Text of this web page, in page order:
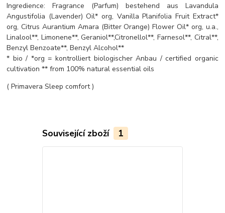
Ingredience: Fragrance (Parfum) bestehend aus Lavandula
Angustifolia (Lavender) Oil* org, Vanilla Planifolia Fruit Extract*
org, Citrus Aurantium Amara (Bitter Orange) Flower Oil* org, u.a.,
Linalool**, Limonene**, Geraniol**,Citronellol**, Farnesol**, Citral**,
Benzyl Benzoate**, Benzyl Alcohol**
* bio / *org = kontrolliert biologischer Anbau / certified organic
cultivation ** from 100% natural essential oils
( Primavera Sleep comfort )
Související zboží 1